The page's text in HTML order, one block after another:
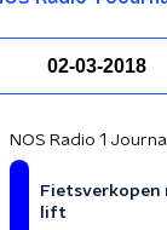
02-03-2018
NOS Radio 1
Fietsverkopen
lift